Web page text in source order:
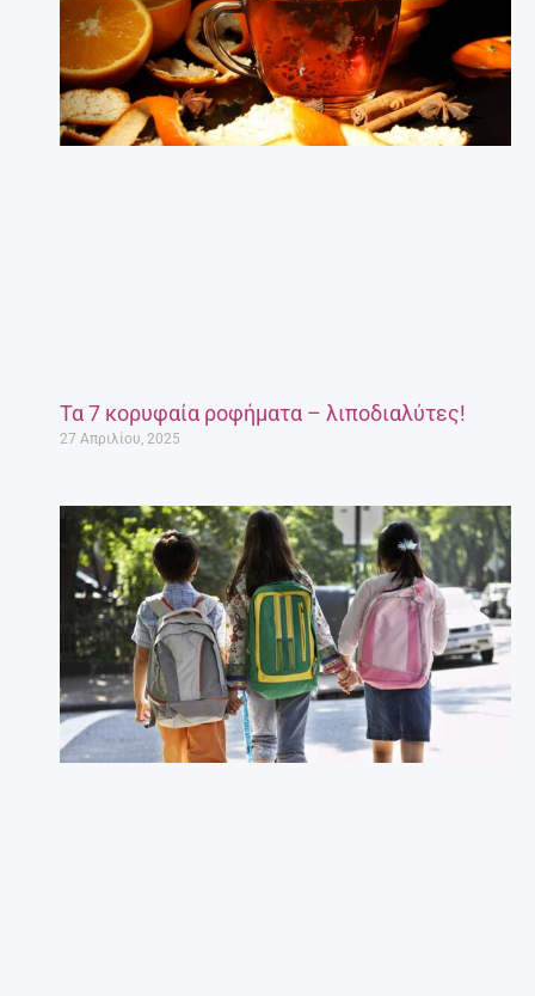
Τα 7 κορυφαία ροφήματα – λιποδιαλύτες!
27 Απριλίου, 2025